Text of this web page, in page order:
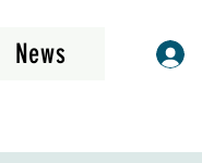
News